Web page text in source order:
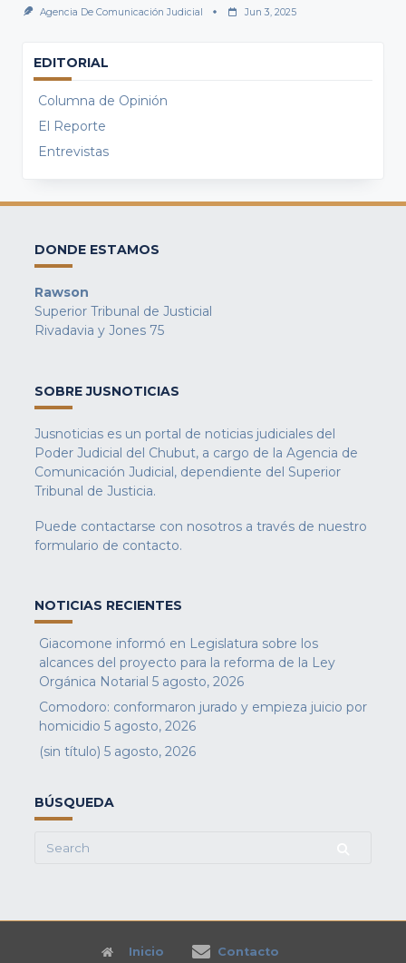
Agencia De Comunicación Judicial Jun 3, 2025
EDITORIAL
Columna de Opinión
El Reporte
Entrevistas
DONDE ESTAMOS
Rawson
Superior Tribunal de Justicial
Rivadavia y Jones 75
SOBRE JUSNOTICIAS
Jusnoticias es un portal de noticias judiciales del
Poder Judicial del Chubut, a cargo de la Agencia de
Comunicación Judicial, dependiente del Superior
Tribunal de Justicia.
Puede contactarse con nosotros a través de nuestro
formulario de contacto.
NOTICIAS RECIENTES
Giacomone informó en Legislatura sobre los
alcances del proyecto para la reforma de la Ley
Orgánica Notarial 5 agosto, 2026
Comodoro: conformaron jurado y empieza juicio por
homicidio 5 agosto, 2026
(sin título) 5 agosto, 2026
BÚSQUEDA
Search
Inicio Contacto